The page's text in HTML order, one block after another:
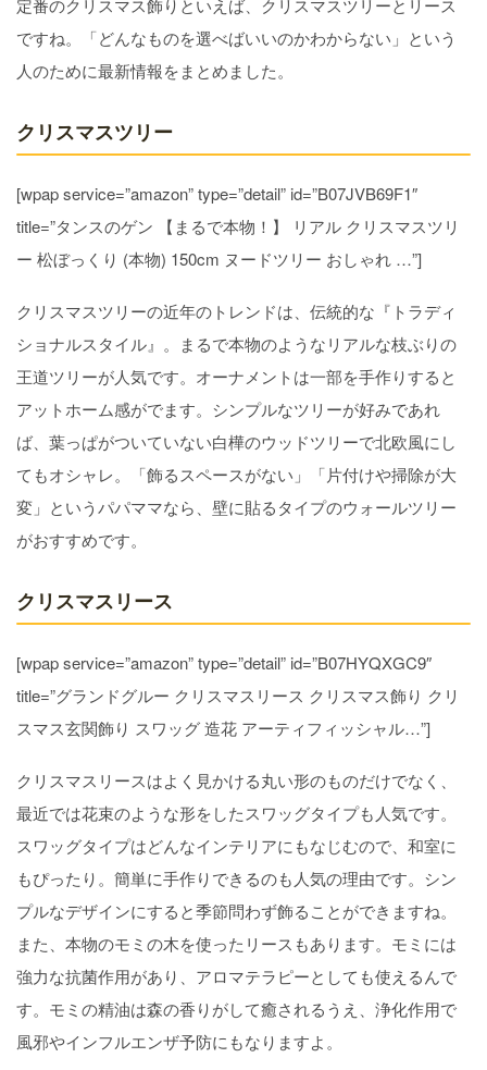
定番のクリスマス飾りといえば、クリスマスツリーとリース
ですね。「どんなものを選べばいいのかわからない」という
人のために最新情報をまとめました。
クリスマスツリー
[wpap service=”amazon” type=”detail” id=”B07JVB69F1″
title=”タンスのゲン 【まるで本物！】 リアル クリスマスツリ
ー 松ぼっくり (本物) 150cm ヌードツリー おしゃれ …”]
クリスマスツリーの近年のトレンドは、伝統的な『トラディ
ショナルスタイル』。まるで本物のようなリアルな枝ぶりの
王道ツリーが人気です。オーナメントは一部を手作りすると
アットホーム感がでます。シンプルなツリーが好みであれ
ば、葉っぱがついていない白樺のウッドツリーで北欧風にし
てもオシャレ。「飾るスペースがない」「片付けや掃除が大
変」というパパママなら、壁に貼るタイプのウォールツリー
がおすすめです。
クリスマスリース
[wpap service=”amazon” type=”detail” id=”B07HYQXGC9″
title=”グランドグルー クリスマスリース クリスマス飾り クリ
スマス玄関飾り スワッグ 造花 アーティフィッシャル…”]
クリスマスリースはよく見かける丸い形のものだけでなく、
最近では花束のような形をしたスワッグタイプも人気です。
スワッグタイプはどんなインテリアにもなじむので、和室に
もぴったり。簡単に手作りできるのも人気の理由です。シン
プルなデザインにすると季節問わず飾ることができますね。
また、本物のモミの木を使ったリースもあります。モミには
強力な抗菌作用があり、アロマテラピーとしても使えるんで
す。モミの精油は森の香りがして癒されるうえ、浄化作用で
風邪やインフルエンザ予防にもなりますよ。